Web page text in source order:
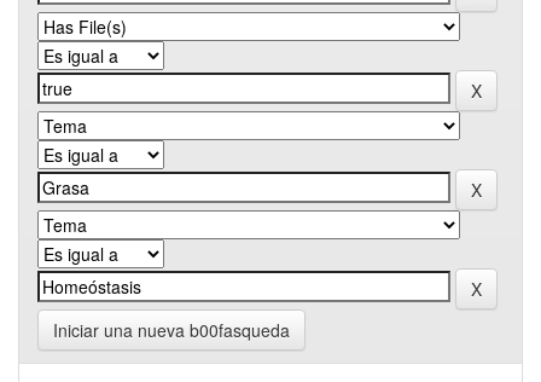
Iniciar una nueva b00fasqueda